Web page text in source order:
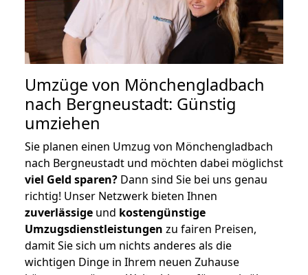
Umzüge von Mönchengladbach
nach Bergneustadt: Günstig
umziehen
Sie planen einen Umzug von Mönchengladbach
nach Bergneustadt und möchten dabei möglichst
viel Geld sparen? Dann sind Sie bei uns genau
richtig! Unser Netzwerk bieten Ihnen
zuverlässige und kostengünstige
Umzugsdienstleistungen zu fairen Preisen,
damit Sie sich um nichts anderes als die
wichtigen Dinge in Ihrem neuen Zuhause